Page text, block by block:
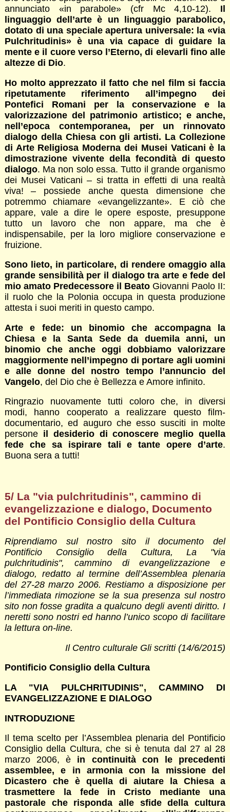
annunciato «in parabole» (cfr Mc 4,10-12). Il
linguaggio dell’arte è un linguaggio parabolico,
dotato di una speciale apertura universale: la «via
Pulchritudinis» è una via capace di guidare la
mente e il cuore verso l’Eterno, di elevarli fino alle
altezze di Dio.
Ho molto apprezzato il fatto che nel film si faccia
ripetutamente riferimento all’impegno dei
Pontefici Romani per la conservazione e la
valorizzazione del patrimonio artistico; e anche,
nell’epoca contemporanea, per un rinnovato
dialogo della Chiesa con gli artisti. La Collezione
di Arte Religiosa Moderna dei Musei Vaticani è la
dimostrazione vivente della fecondità di questo
dialogo. Ma non solo essa. Tutto il grande organismo
dei Musei Vaticani – si tratta in effetti di una realtà
viva! – possiede anche questa dimensione che
potremmo chiamare «evangelizzante». E ciò che
appare, vale a dire le opere esposte, presuppone
tutto un lavoro che non appare, ma che è
indispensabile, per la loro migliore conservazione e
fruizione.
Sono lieto, in particolare, di rendere omaggio alla
grande sensibilità per il dialogo tra arte e fede del
mio amato Predecessore il Beato Giovanni Paolo II:
il ruolo che la Polonia occupa in questa produzione
attesta i suoi meriti in questo campo.
Arte e fede: un binomio che accompagna la
Chiesa e la Santa Sede da duemila anni, un
binomio che anche oggi dobbiamo valorizzare
maggiormente nell’impegno di portare agli uomini
e alle donne del nostro tempo l’annuncio del
Vangelo, del Dio che è Bellezza e Amore infinito.
Ringrazio nuovamente tutti coloro che, in diversi
modi, hanno cooperato a realizzare questo film-
documentario, ed auguro che esso susciti in molte
persone il desiderio di conoscere meglio quella
fede che sa ispirare tali e tante opere d’arte.
Buona sera a tutti!
5/ La "via pulchritudinis", cammino di
evangelizzazione e dialogo, Documento
del Pontificio Consiglio della Cultura
Riprendiamo sul nostro sito il documento del
Pontificio Consiglio della Cultura, La "via
pulchritudinis", cammino di evangelizzazione e
dialogo, redatto al termine dell’Assemblea plenaria
del 27-28 marzo 2006. Restiamo a disposizione per
l’immediata rimozione se la sua presenza sul nostro
sito non fosse gradita a qualcuno degli aventi diritto. I
neretti sono nostri ed hanno l’unico scopo di facilitare
la lettura on-line.
Il Centro culturale Gli scritti (14/6/2015)
Pontificio Consiglio della Cultura
LA "VIA PULCHRITUDINIS", CAMMINO DI
EVANGELIZZAZIONE E DIALOGO
INTRODUZIONE
Il tema scelto per l’Assemblea plenaria del Pontificio
Consiglio della Cultura, che si è tenuta dal 27 al 28
marzo 2006, è in continuità con le precedenti
assemblee, e in armonia con la missione del
Dicastero che è quella di aiutare la Chiesa a
trasmettere la fede in Cristo mediante una
pastorale che risponda alle sfide della cultura